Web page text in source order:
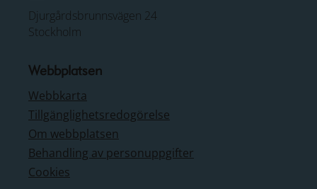
Djurgårdsbrunnsvägen 24
Stockholm
Webbplatsen
Webbkarta
Tillgänglighetsredogörelse
Om webbplatsen
Behandling av personuppgifter
Cookies